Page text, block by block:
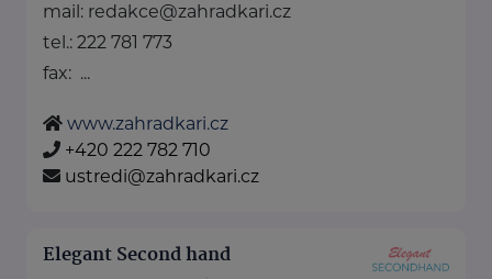
mail: redakce@zahradkari.cz
tel.: 222 781 773
fax: ...
www.zahradkari.cz
+420 222 782 710
ustredi@zahradkari.cz
Elegant Second hand